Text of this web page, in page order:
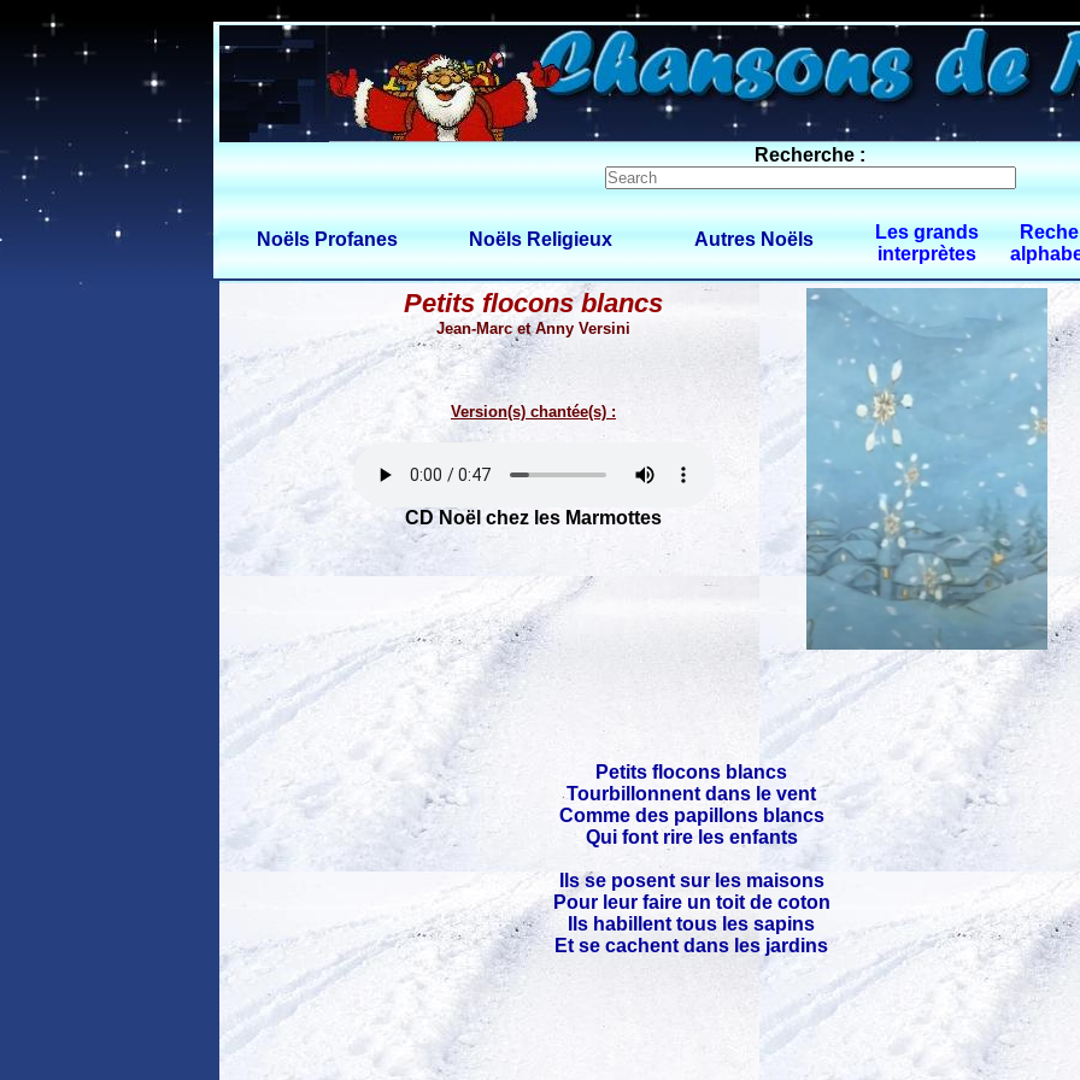
0 $limitbot 1 $limittot 2
Recherche :
Noëls Profanes Noëls Religieux Autres Noëls
Les grands
interprètes
Petits flocons blancs
Jean-Marc et Anny Versini
Version(s) chantée(s) :
CD Noël chez les Marmottes
Petits flocons blancs
Tourbillonnent dans le vent
Comme des papillons blancs
Qui font rire les enfants
Ils se posent sur les maisons
Pour leur faire un toit de coton
Ils habillent tous les sapins
Et se cachent dans les jardins